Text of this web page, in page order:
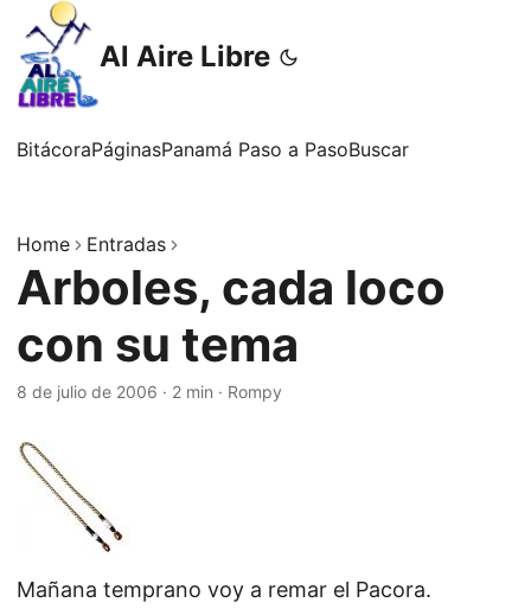
Al Aire Libre
BitácoraPáginasPanamá Paso a PasoBuscar
Home Entradas
Arboles, cada loco
con su tema
8 de julio de 2006 · 2 min · Rompy
Mañana temprano voy a remar el Pacora.